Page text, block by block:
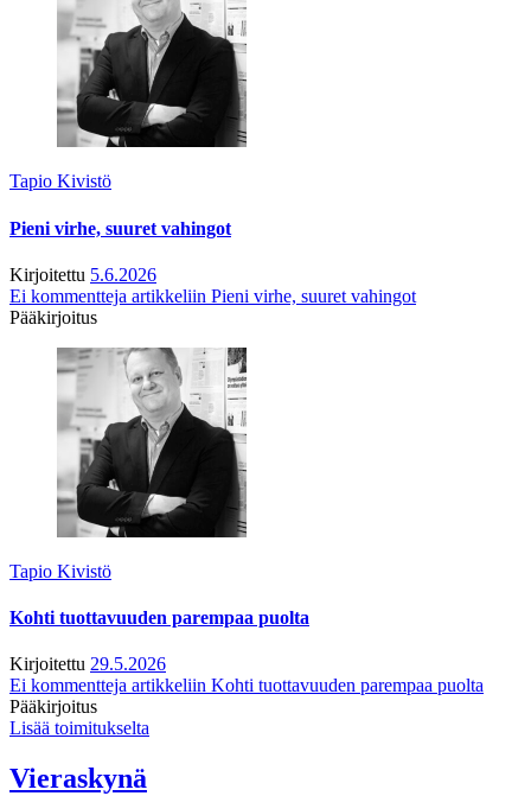
Tapio Kivistö
Pieni virhe, suuret vahingot
Kirjoitettu 5.6.2026
Ei kommentteja artikkeliin Pieni virhe, suuret vahingot
Pääkirjoitus
Tapio Kivistö
Kohti tuottavuuden parempaa puolta
Kirjoitettu 29.5.2026
Ei kommentteja artikkeliin Kohti tuottavuuden parempaa puolta
Pääkirjoitus
Lisää toimitukselta
Vieraskynä